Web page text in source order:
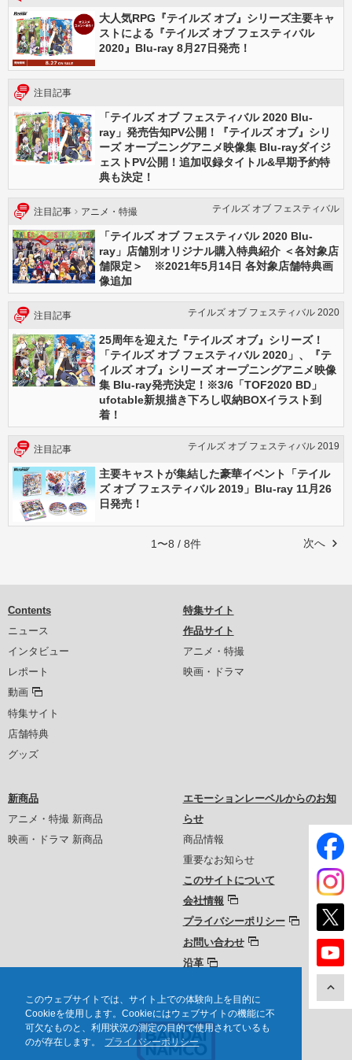
このウェブサイトでは、サイト上での体験向上を目的に
Cookieを使用します。Cookieにはウェブサイトの機能に不
可欠なものと、利用状況の測定の目的で使用されているも
のが存在します。
プライバシーポリシー
大人気RPG『テイルズ オブ』シリーズ主要キャ
ストによる『テイルズ オブ フェスティバル
2020』Blu-ray 8月27日発売！
注目記事
「テイルズ オブ フェスティバル 2020 Blu-
ray」発売告知PV公開！『テイルズ オブ』シリ
ーズ オープニングアニメ映像集 Blu-rayダイジ
ェストPV公開！追加収録タイトル&早期予約特
典も決定！
注目記事 アニメ・特撮 テイルズ オブ フェスティバル
「テイルズ オブ フェスティバル 2020 Blu-
ray」店舗別オリジナル購入特典紹介 ＜各対象店
舗限定＞ ※2021年5月14日 各対象店舗特典画
像追加
注目記事 テイルズ オブ フェスティバル 2020
25周年を迎えた『テイルズ オブ』シリーズ！
「テイルズ オブ フェスティバル 2020」、『テ
イルズ オブ』シリーズ オープニングアニメ映像
集 Blu-ray発売決定！※3/6「TOF2020 BD」
ufotable新規描き下ろし収納BOXイラスト到
着！
注目記事 テイルズ オブ フェスティバル 2019
主要キャストが集結した豪華イベント「テイル
ズ オブ フェスティバル 2019」Blu-ray 11月26
日発売！
次へ
1〜8 / 8件
Contents
ニュース
インタビュー
レポート
動画
特集サイト
店舗特典
グッズ
特集サイト
作品サイト
アニメ・特撮
映画・ドラマ
新商品
アニメ・特撮 新商品
映画・ドラマ 新商品
エモーションレーベルからのお知
らせ
商品情報
重要なお知らせ
このサイトについて
会社情報
プライバシーポリシー
お問い合わせ
沿革